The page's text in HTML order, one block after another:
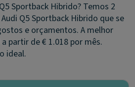
Sportback Hibrido? Temos 2
Q5 Sportback Hibrido que se
e orçamentos. A melhor
partir de € 1.018 por mês.
ideal.